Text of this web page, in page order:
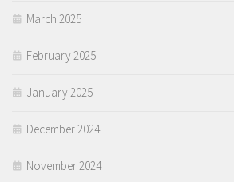
March 2025
February 2025
January 2025
December 2024
November 2024